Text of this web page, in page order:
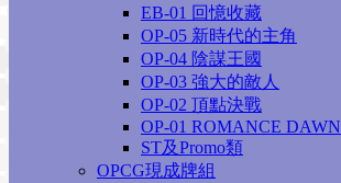
EB-01 回憶收藏
OP-05 新時代的主角
OP-04 陰謀王國
OP-03 強大的敵人
OP-02 頂點決戰
OP-01 ROMANCE DAWN
ST及Promo類
OPCG現成牌組